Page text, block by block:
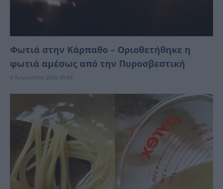
Φωτιά στην Κάρπαθο – Οριοθετήθηκε η
φωτιά αμέσως από την Πυροσβεστική
6 Αυγούστου 2026 00:04